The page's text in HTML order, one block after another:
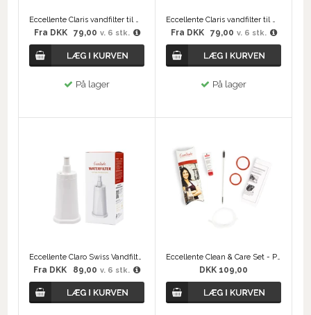
Eccellente Claris vandfilter til Melitta
Fra DKK 79,00 v. 6 stk.
På lager
Eccellente Claris vandfilter til Nivona
Fra DKK 79,00 v. 6 stk.
På lager
Eccellente Claro Swiss Vandfilter
Fra DKK 89,00 v. 6 stk.
Eccellente Clean & Care Set - Philips Saeco
DKK 109,00